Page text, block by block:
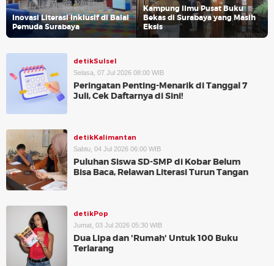
Inovasi Literasi Inklusif di Balai
Pemuda Surabaya
Kampung Ilmu Pusat Buku
Bekas di Surabaya yang Masih
Eksis
detikSulsel
Selasa, 07 Jul 2026 08:00 WIB
Peringatan Penting-Menarik di Tanggal 7
Juli, Cek Daftarnya di Sini!
detikKalimantan
Sabtu, 04 Jul 2026 06:00 WIB
Puluhan Siswa SD-SMP di Kobar Belum
Bisa Baca, Relawan Literasi Turun Tangan
detikPop
Jumat, 03 Jul 2026 05:30 WIB
Dua Lipa dan 'Rumah' Untuk 100 Buku
Terlarang